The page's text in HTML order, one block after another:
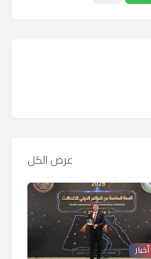
عرض الكل
أخبار